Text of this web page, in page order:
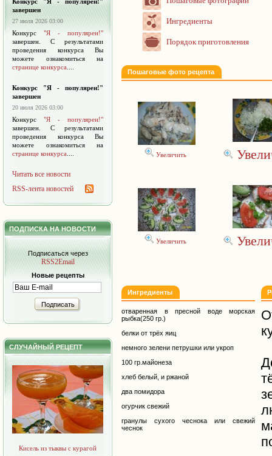
завершен
27 июля 2026 03:00
Конкурс "Я - популярен!"
завершен. С результатами
проведения конкурса Вы
можете ознакомиться на
странице конкурса
Конкурс "Я - популярен!"
завершен
20 июля 2026 03:00
Конкурс "Я - популярен!"
завершен. С результатами
проведения конкурса Вы
можете ознакомиться на
странице конкурса
Читать все новости
RSS-лента новостей
ПОДПИСКА НА НОВОСТИ
Подписаться через
RSS2Email
Новые рецепты
Подписать
СЛУЧАЙНЫЙ РЕЦЕПТ
Кисель из тыквы с курагой
Ингредиенты
Порядок приготовления
Пошаговые фото рецепта
Увеличить
Увеличить
Ингредиенты
отваренная в пресной воде морская
рыбка(250 гр.)
белки от трёх яиц
немного зелени петрушки или укроп
100 гр.майонеза
хлеб белый, и ржаной
два помидора
огурчик свежий
гранулы сухого чеснока или свежий
чеснок